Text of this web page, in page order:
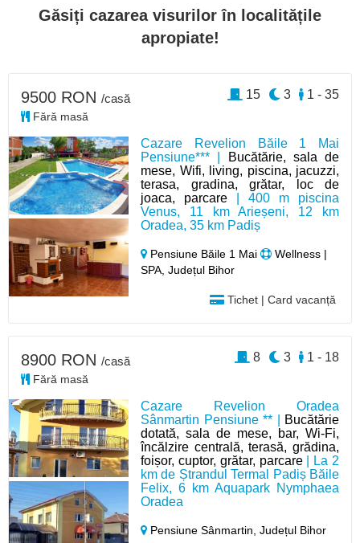
Găsiți cazarea visurilor în localitățile
apropiate!
Cazare Revelion Băile 1 Mai
Pensiune*** |
Bucătărie, sala de
mese, Wifi, living, piscina, jacuzzi,
terasa, gradina, grătar, loc de
joaca, parcare | 400 m piscina
Venus, 11 km Arieșeni, 12 km
Oradea, 35 km Padiș
Pensiune Băile 1 Mai
Wellness |
SPA, Județul Bihor
Tichet | Card vacanță
9500 RON /casă
Fără masă
1 - 35
3
15
Cazare Revelion Oradea
Sânmartin Pensiune ** |
Bucătărie
dotată, sala de mese, bar, Wi-Fi,
încălzire centrală, terasă, grădina,
foișor, cuptor, grătar, parcare| La 2
km de Ștrandul Termal Padiș Băile
Felix, 6 km Aquapark Nymphaea
Oradea
Pensiune Sânmartin,Județul Bihor
8900 RON /casă
Fără masă
1 - 18
3
8